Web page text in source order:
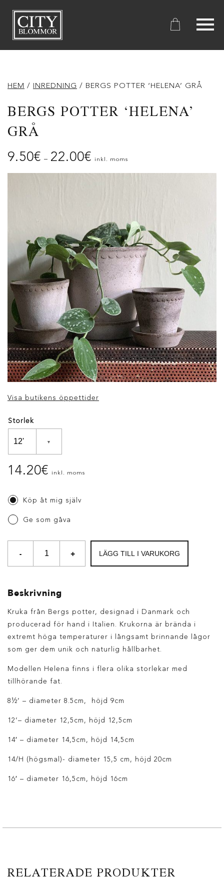
City
Blommor
HEM / INREDNING / BERGS POTTER ‘HELENA’ GRÅ
BERGS POTTER ‘HELENA’
GRÅ
9.50€ – 22.00€ inkl. moms
Visa butikens öppettider
Storlek
14.20€ inkl. moms
Köp åt mig själv
Ge som gåva
- + LÄGG TILL I VARUKORG
Beskrivning
Kruka från Bergs potter, designad i Danmark och
producerad för hand i Italien. Krukorna är brända i
extremt höga temperaturer i långsamt brinnande lågor
som ger dem unik och naturlig hållbarhet.
Modellen Helena finns i flera olika storlekar med
tillhörande fat.
8½’ – diameter 8.5cm, höjd 9cm
12’– diameter 12,5cm, höjd 12,5cm
14′ – diameter 14,5cm, höjd 14,5cm
14/H (högsmal)- diameter 15,5 cm, höjd 20cm
16′ – diameter 16,5cm, höjd 16cm
RELATERADE PRODUKTER